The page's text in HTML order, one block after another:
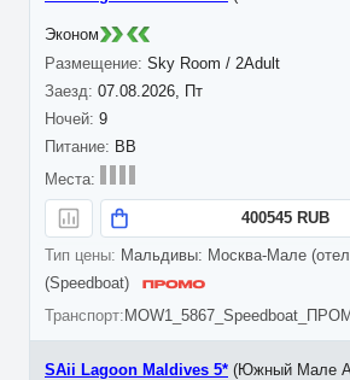
07.08.2026, Пт
9
Sky Room / 2Adult
BB
400545 RUB
Мальдивы: Москва-Мале
(Speedboat)
Эконом
SAii Lagoon Maldives 5* (Южный Мале